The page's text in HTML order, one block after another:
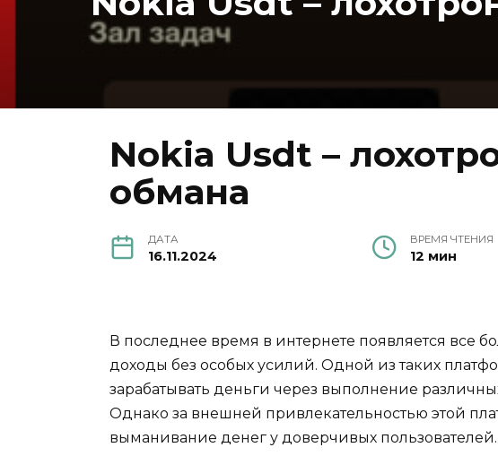
Nokia Usdt –
обмана
ДАТА
16.11.2024
ВРЕМЯ ЧТЕНИЯ
12 мин
В последнее время в интернете появляется
доходы без особых усилий. Одной из таких
зарабатывать деньги через выполнение
Однако за внешней привлекательностью этой
выманивание денег у доверчивых пользователей.